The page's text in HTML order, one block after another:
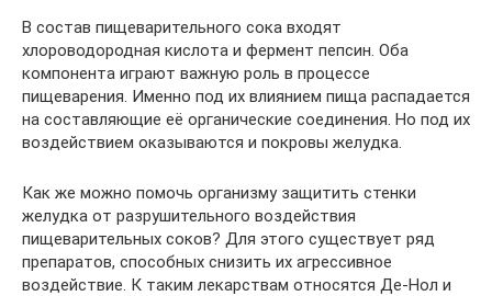
В состав пищеварительного сока входят
хлороводородная кислота и фермент пепсин. Оба
компонента играют важную роль в процессе
пищеварения. Именно под их влиянием пища распадается
на составляющие её органические соединения. Но под их
воздействием оказываются и покровы желудка.
Как же можно помочь организму защитить стенки
желудка от разрушительного воздействия
пищеварительных соков? Для этого существует ряд
препаратов, способных снизить их агрессивное
воздействие. К таким лекарствам относятся Де-Нол и